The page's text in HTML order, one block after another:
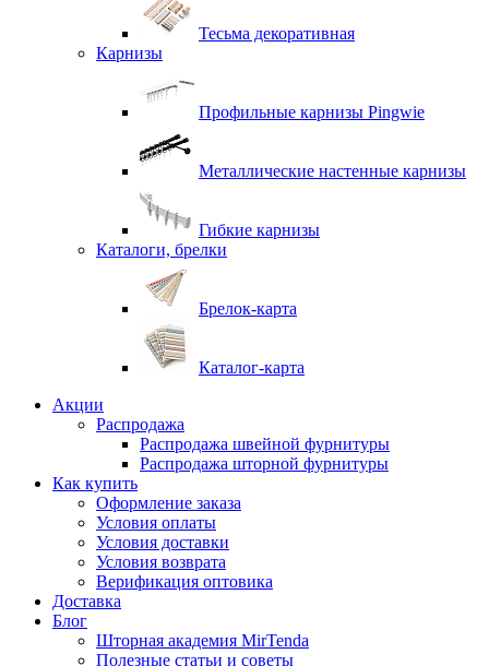
Тесьма декоративная
Карнизы
Профильные карнизы Pingwie
Металлические настенные карнизы
Гибкие карнизы
Каталоги, брелки
Брелок-карта
Каталог-карта
Акции
Распродажа
Распродажа швейной фурнитуры
Распродажа шторной фурнитуры
Как купить
Оформление заказа
Условия оплаты
Условия доставки
Условия возврата
Верификация оптовика
Доставка
Блог
Шторная академия MirTenda
Полезные статьи и советы